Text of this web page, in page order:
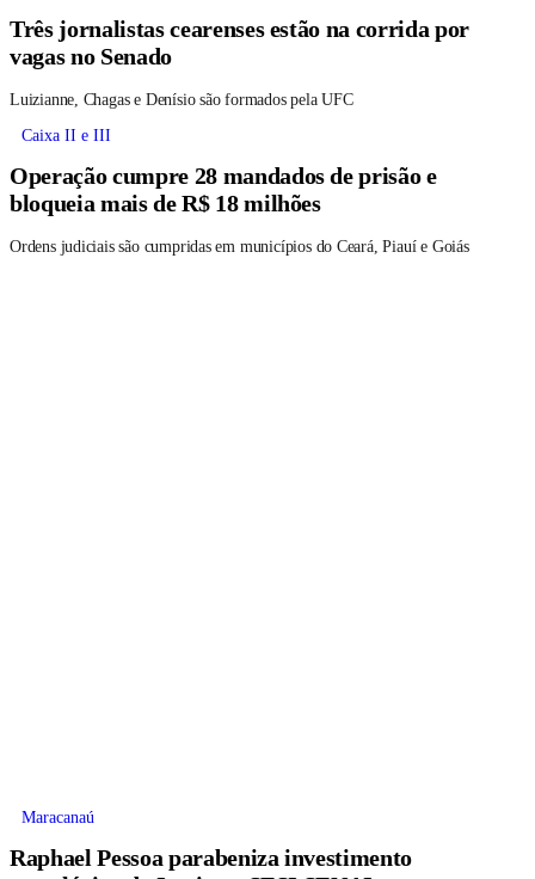
Três jornalistas cearenses estão na corrida por
vagas no Senado
Luizianne, Chagas e Denísio são formados pela UFC
Caixa II e III
Operação cumpre 28 mandados de prisão e
bloqueia mais de R$ 18 milhões
Ordens judiciais são cumpridas em municípios do Ceará, Piauí e Goiás
Maracanaú
Raphael Pessoa parabeniza investimento